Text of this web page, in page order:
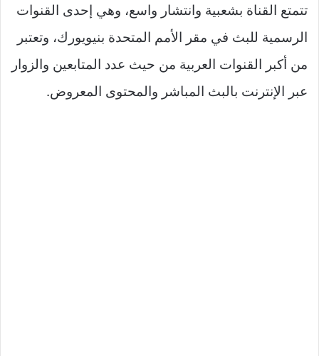
تتمتع القناة بشعبية وانتشار واسع، وهي إحدى القنوات
الرسمية للبث في مقر الأمم المتحدة بنيويورك، وتعتبر
من أكبر القنوات العربية من حيث عدد المتابعين والزوار
عبر الإنترنت بالبث المباشر والمحتوى المعروض.